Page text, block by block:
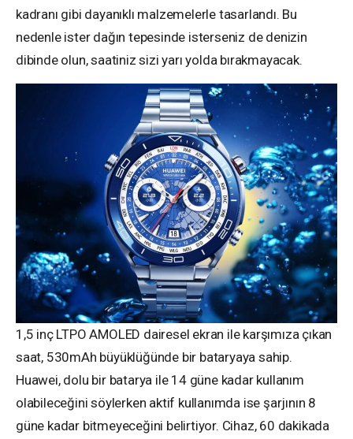
kadranı gibi dayanıklı malzemelerle tasarlandı. Bu
nedenle ister dağın tepesinde isterseniz de denizin
dibinde olun, saatiniz sizi yarı yolda bırakmayacak.
1,5 inç LTPO AMOLED dairesel ekran ile karşımıza çıkan
saat, 530mAh büyüklüğünde bir bataryaya sahip.
Huawei, dolu bir batarya ile 14 güne kadar kullanım
olabileceğini söylerken aktif kullanımda ise şarjının 8
güne kadar bitmeyeceğini belirtiyor. Cihaz, 60 dakikada